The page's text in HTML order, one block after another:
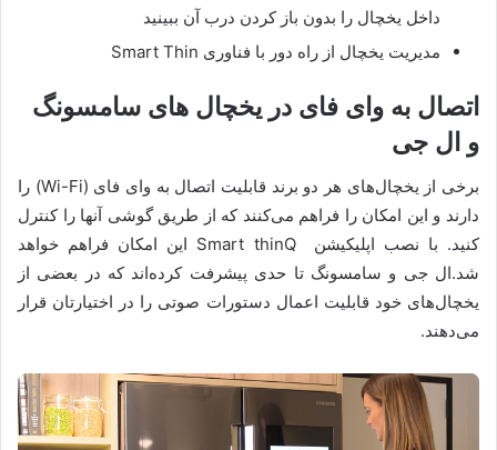
داخل یخچال را بدون باز کردن درب آن ببينيد
مدیریت یخچال از راه دور با فناوری Smart Thin
اتصال به وای فای در یخچال های سامسونگ
و ال جی
برخی از یخچال‌های هر دو برند قابلیت اتصال به وای فای (Wi-Fi) را
دارند و این امکان را فراهم می‌کنند که از طریق گوشی آنها را کنترل
کنید. با نصب اپلیکیشن Smart thinQ این امکان فراهم خواهد
شد.ال جی و سامسونگ تا حدی پیشرفت کرده‌اند که در بعضی از
یخچال‌های خود قابلیت اعمال دستورات صوتی را در اختیارتان قرار
می‌دهند.